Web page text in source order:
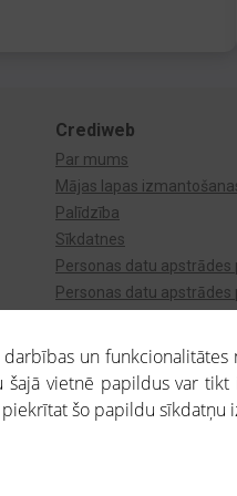
Crediweb
Par mums
Mājas lapas
Palīdzība
Sīkdatnes
Personas datu apstrādes
Personas datu
ietvaros saņemtajai informācijai ir
un funkcionalitātes
vietnē papildus var tikt
piekrītat šo papildu sīkdatņu